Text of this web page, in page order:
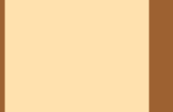
terrasse.